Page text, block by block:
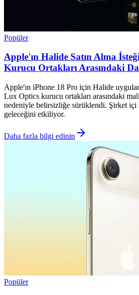
Popüler
Apple'ın Halide Satın Alma
Kurucu Ortakları Arasındaki
Apple'ın iPhone 18 Pro için Halide
Lux Optics kurucu ortakları arasındaki
nedeniyle belirsizliğe sürüklendi. Şirket içi
geleceğini etkiliyor.
Daha fazla bilgi edinin
Popüler